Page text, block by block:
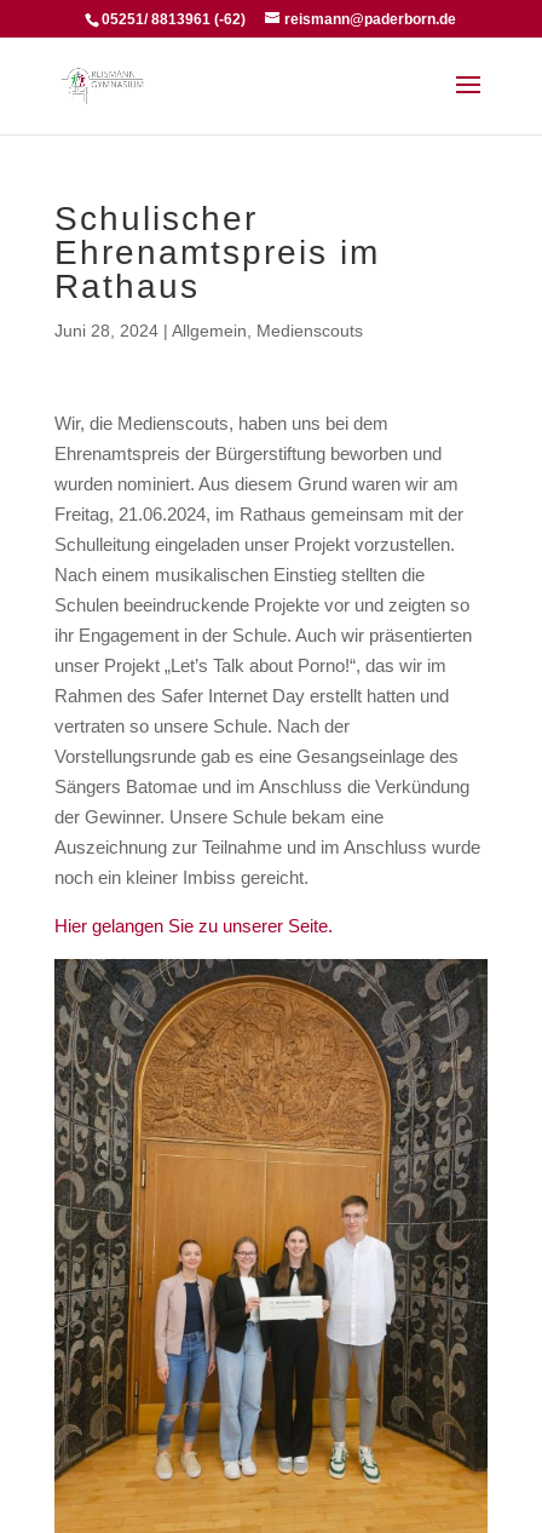
05251/ 8813961 (-62) reismann@paderborn.de
Schulischer
Ehrenamtspreis im
Rathaus
Juni 28, 2024| Allgemein Medienscouts
Wir, die Medienscouts, haben uns bei dem
Ehrenamtspreis der Bürgerstiftung beworben und
wurden nominiert. Aus diesem Grund waren wir am
Freitag, 21.06.2024, im Rathaus gemeinsam mit der
Schulleitung eingeladen unser Projekt vorzustellen.
Nach einem musikalischen Einstieg stellten die
Schulen beeindruckende Projekte vor und zeigten so
ihr Engagement in der Schule. Auch wir präsentierten
unser Projekt „Let’s Talk about Porno!“, das wir im
Rahmen des Safer Internet Day erstellt hatten und
vertraten so unsere Schule. Nach der
Vorstellungsrunde gab es eine Gesangseinlage des
Sängers Batomae und im Anschluss die Verkündung
der Gewinner. Unsere Schule bekam eine
Auszeichnung zur Teilnahme und im Anschluss wurde
noch ein kleiner Imbiss gereicht.
Hier gelangen Sie zu unserer Seite.